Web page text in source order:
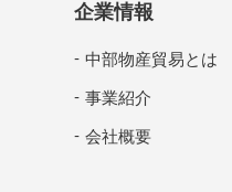
企業情報
中部物産貿易とは
事業紹介
会社概要